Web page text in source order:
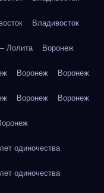
Владивосток
Лолита Воронеж
Воронеж Воронеж
Воронеж Воронеж
одиночества
одиночества